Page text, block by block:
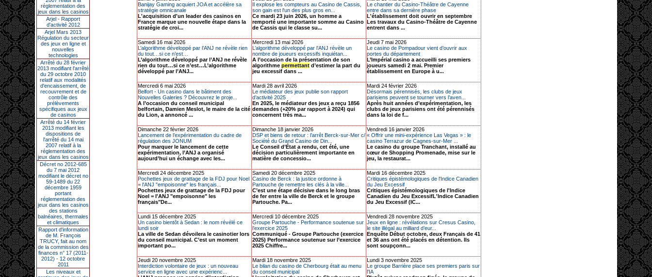
réglementation des
jeux dans les casinos
Arjel - Rapport
d'activité 2012
Arjel Mars 2013
Régulation du secteur
des jeux en ligne et
nouvelles
technologies
Arrêté du 28 février
2013 modifiant l'arrêté
du 29 octobre 2010
relatif aux modalités
d'encaissement, de
recouvrement et de
contrôle des
prélèvements
spécifiques aux jeux
de casinos
Arrêté du 14 février
2013 modifiant les
dispositions de
l'arrêté du 14 mai
2007 relatif à la
réglementation des
jeux dans les casinos
Décret no 2012-685
du 7 mai 2012
modifiant le décret no
59-1489 du 22
décembre 1959
portant
réglementation des
jeux dans les casinos
des stations
balnéaires, thermales
et climatiques
Rapport d'information
de M. François
TRUCY, fait au nom
de la commission des
finances n° 17 (2011-
2012) - 12 octobre
2011
Les niveaux et
Banijay Gaming acquiert JOA et accélère sa
stratégie omnicanale
L'acquisition d'un leader des casinos en
France marque une nouvelle étape dans la
stratégie de croi...
Il explose les compteurs au Casino de Cassis,
son gain est l'un des plus gros en...
Ce mardi 23 juin 2026, un homme a
remporté une importante somme au Casino
de Cassis qui le classe su...
Le chantier du Casino-Théâtre de Cayenne
entre dans sa dernière phase
L'établissement doit ouvrir en septembre
Les travaux du Casino-Théâtre de Cayenne
entrent dans ...
Samedi 16 mai 2026
L’algorithme développé par l’ANJ ne révèle rien
du tout…si ce n’est…
L’algorithme développé par l’ANJ ne révèle
rien du tout…si ce n’est…L’algorithme
développé par l’ANJ...
Mercredi 13 mai 2026
L’algorithme développé par l’ANJ révèle un
nombre de joueurs excessifs inquiétan...
A l’occasion de la présentation de son
algorithme permettant d’estimer la part du
jeu excessif dans ...
Jeudi 7 mai 2026
Le casino de Pompadour vient d’ouvrir aux
portes du département
L’Impérial casino a accueilli ses premiers
joueurs samedi 2 mai. Premier
établissement en Europe à u...
Mercredi 6 mai 2026
Belfort - Un casino dans le bâtiment des
Nouvelles Galeries ? Découvrez le proje...
A l’occasion du conseil municipal
belfortain, Damien Meslot, le maire de la cité
du Lion, a annoncé ...
Mardi 28 avril 2026
Le médiateur des jeux publie son rapport
d’activité 2025
En 2025, le médiateur des jeux a reçu 1856
demandes (+20% par rapport à 2024) qui
concernent très ma...
Mardi 24 février 2026
Désormais pérennisés, les clubs de jeux
parisiens peuvent se tourner vers l’aven...
Après huit années d’expérimentation, les
clubs de jeux parisiens ont été pérennisés
dans la loi de f...
Dimanche 22 février 2026
Lancement de l’expérimentation du cadre de
régulation des JONUM
Pour marquer le lancement de cette
expérimentation, l’ANJ a organisé
aujourd’hui un échange avec les...
Dimanche 18 janvier 2026
DSP et biens de retour : l’arrêt Berck-sur-Mer c/
Société du Grand Casino de Din...
Le Conseil d’État a rendu, cet été, une
décision particulièrement importante en
matière de concessio...
Vendredi 16 janvier 2026
« Offrir une mini-expérience Las Vegas » : le
casino Terrazur de Cagnes-sur-Mer ...
Le casino du groupe Tranchant, installé au
cœur de Shopping Promenade, mise sur le
jeu, la restaurat...
Mercredi 24 décembre 2025
Pochettes jeux de grattage de la FDJ pour Noel
= l'ANJ "empoisonne" les français...
Pochettes jeux de grattage de la FDJ pour
Noel = l'ANJ "empoisonne" les
français"De...
Samedi 20 décembre 2025
Casino de Berck : la justice ordonne à
Partouche de remettre les clés à la ville...
C’est une étape décisive dans le long bras
de fer entre la ville de Berck et le groupe
Partouche. Pa...
Mardi 16 décembre 2025
Critiques épistémologiques de l'Indice Canadien
du Jeu Excessif
Critiques épistémologiques de l'Indice
Canadien du Jeu ExcessifL'Indice Canadien
du Jeu Excessif (IC...
Lundi 15 décembre 2025
Un casino bientôt à Sedan : le nom révélé ce
lundi soir
La ville de Sedan dévoilera le casinotier lors
du conseil municipal. C’est un moment
important po...
Mercredi 10 décembre 2025
Groupe Partouche - Performance soutenue sur
l’exercice 2025
Communiqué - Groupe Partouche (exercice
2025) Performance soutenue sur l’exercice
2025 Chiffre...
Vendredi 28 novembre 2025
Jeux en ligne : révélations sur Cresus Casino,
le site illégal au milliard d’eur...
Enquête Début octobre, deux Français de 41
et 36 ans ont été placés en détention. Ils
sont soupçonn...
Jeudi 20 novembre 2025
Interdiction volontaire de jeux : un nouveau
service en ligne avec une expérienc...
Mardi 18 novembre 2025
Le bilan du casino de Cherbourg était au menu
du conseil municipal
Lundi 3 novembre 2025
Le groupe Barrière place ses premiers paris sur
l'IA